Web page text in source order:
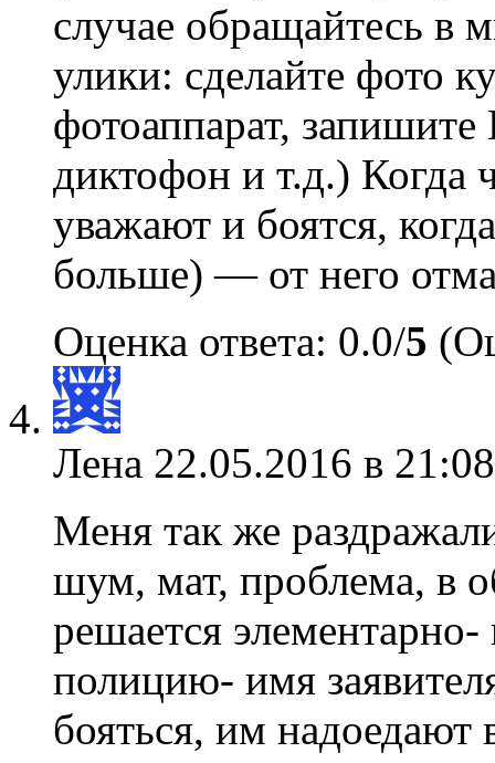
случае обращайтесь в
улики: сделайте фото
фотоаппарат,
диктофон и т.д.) Когда
уважают и боятся,
больше) — от него
Оценка ответа: 0.0/5
Лена 22.05.2016 в
Меня так же
шум, мат, проблема, в
решается
полицию- имя
бояться, им